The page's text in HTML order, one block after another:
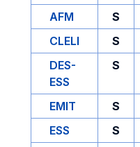
AFM
S
CLELI
S
DES-
ESS
S
EMIT S
ESS
S